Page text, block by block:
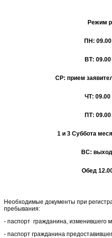
Режим
ПН:
ВТ:
СР: прием
ЧТ:
ПТ:
1 и 3 Суббота
ВС:
Обед
Необходимые документы при
пребывания:
- паспорт гражданина, изменившего
- паспорт гражданина